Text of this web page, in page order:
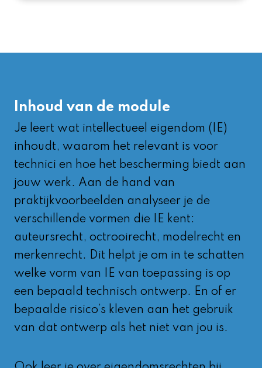
Inhoud van de module
Je leert wat intellectueel eigendom (IE)
inhoudt, waarom het relevant is voor
technici en hoe het bescherming biedt aan
jouw werk. Aan de hand van
praktijkvoorbeelden analyseer je de
verschillende vormen die IE kent:
auteursrecht, octrooirecht, modelrecht en
merkenrecht. Dit helpt je om in te schatten
welke vorm van IE van toepassing is op
een bepaald technisch ontwerp. En of er
bepaalde risico’s kleven aan het gebruik
van dat ontwerp als het niet van jou is.